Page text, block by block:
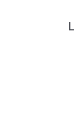
Klassiek
Zwaar
Gaatjes
Materiaal: